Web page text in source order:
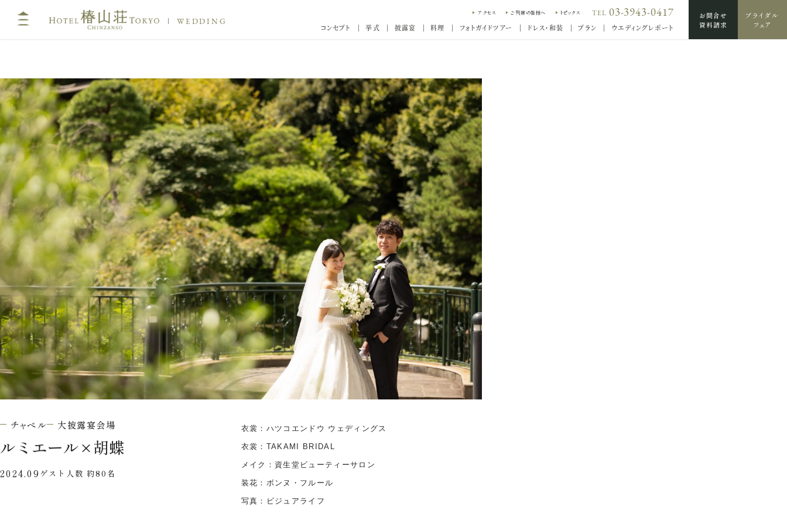
WEDDING
アクセス ご列席の皆様へ トピックス TEL 03-3943-0417
コンセプト 挙式 披露宴 料理 フォトガイドツアー ドレス・和装 プラン ウエディングレポート
お問合せ
資料請求
ブライダル
フェア
チャペル 大披露宴会場
ルミエール×胡蝶
2024.09 ゲスト人数 約80名
衣裳：ハツコエンドウ ウェディングス
衣裳：TAKAMI BRIDAL
メイク：資生堂ビューティーサロン
装花：ボンヌ・フルール
写真：ビジュアライフ